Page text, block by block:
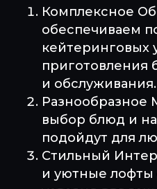
Комплексное
обеспечиваем
кейтеринговых
приготовления
и обслуживания.
выбор блюд и
подойдут для
Стильный
и уютные лофты